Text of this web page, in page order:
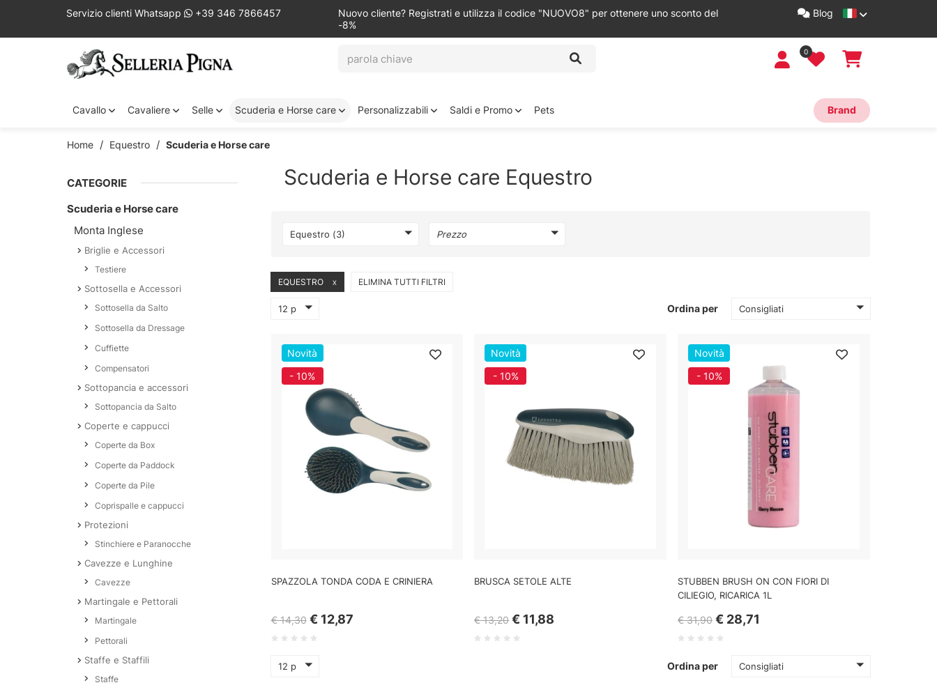
Servizio clienti Whatsapp +39 346 7866457
Nuovo cliente? Registrati e utilizza il codice "NUOVO8" per ottenere uno sconto del
-8%
Blog
0
Cavallo Cavaliere Selle Scuderia e Horse care Personalizzabili Saldi e Promo Pets Brand
Home Equestro Scuderia e Horse care
CATEGORIE
Scuderia e Horse care
Monta Inglese
Briglie e Accessori
Testiere
Sottosella e Accessori
Sottosella da Salto
Sottosella da Dressage
Cuffiette
Compensatori
Sottopancia e accessori
Sottopancia da Salto
Coperte e cappucci
Coperte da Box
Coperte da Paddock
Coperte da Pile
Coprispalle e cappucci
Protezioni
Stinchiere e Paranocche
Cavezze e Lunghine
Cavezze
Martingale e Pettorali
Martingale
Pettorali
Staffe e Staffili
Staffe
Scuderia e Horse care Equestro
Equestro (3) Prezzo
EQUESTRO X ELIMINA TUTTI FILTRI
12 p Ordina per Consigliati
Novità
- 10%
SPAZZOLA TONDA CODA E CRINIERA
€ 14,30 € 12,87
Novità
- 10%
BRUSCA SETOLE ALTE
€ 13,20 € 11,88
Novità
- 10%
STUBBEN BRUSH ON CON FIORI DI
CILIEGIO, RICARICA 1L
€ 31,90 € 28,71
12 p Ordina per Consigliati